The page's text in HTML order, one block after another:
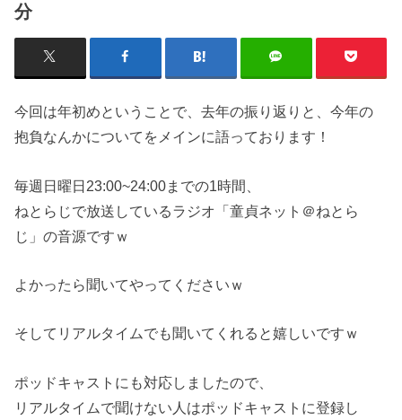
分
今回は年初めということで、去年の振り返りと、今年の
抱負なんかについてをメインに語っております！
毎週日曜日23:00~24:00までの1時間、
ねとらじで放送しているラジオ「童貞ネット＠ねとら
じ」の音源ですｗ
よかったら聞いてやってくださいｗ
そしてリアルタイムでも聞いてくれると嬉しいですｗ
ポッドキャストにも対応しましたので、
リアルタイムで聞けない人はポッドキャストに登録し